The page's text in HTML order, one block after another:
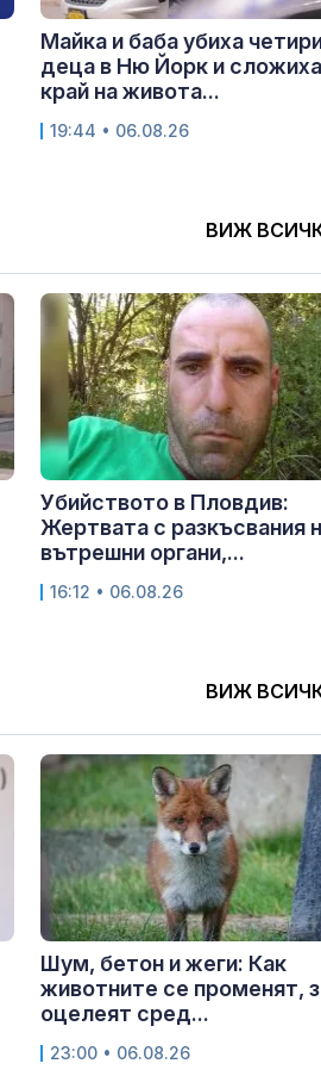
Майка и баба убиха
деца в Ню Йорк и сложиха
край на живота...
19:44 • 06.08.26
ВИЖ
Убийството в Пловдив:
Жертвата с разкъсвания
вътрешни органи,...
16:12 • 06.08.26
ВИЖ
Шум, бетон и жеги: Как
животните се променят,
оцелеят сред...
23:00 • 06.08.26